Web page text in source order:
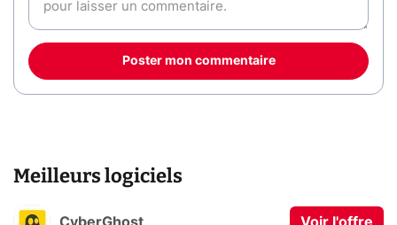
Poster mon commentaire
Meilleurs logiciels